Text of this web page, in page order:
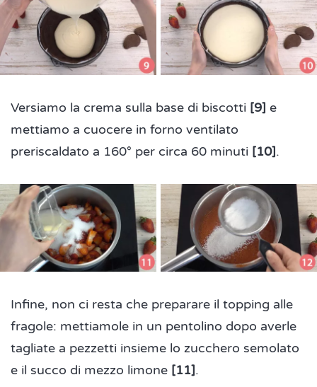
Versiamo la crema sulla base di biscotti [9] e
mettiamo a cuocere in forno ventilato
preriscaldato a 160° per circa 60 minuti [10].
Infine, non ci resta che preparare il topping alle
fragole: mettiamole in un pentolino dopo averle
tagliate a pezzetti insieme lo zucchero semolato
e il succo di mezzo limone [11].